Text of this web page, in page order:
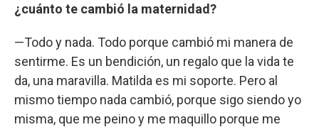
¿cuánto te cambió la maternidad?
—Todo y nada. Todo porque cambió mi manera de
sentirme. Es un bendición, un regalo que la vida te
da, una maravilla. Matilda es mi soporte. Pero al
mismo tiempo nada cambió, porque sigo siendo yo
misma, que me peino y me maquillo porque me